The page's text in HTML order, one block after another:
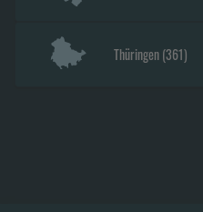
Thüringen(361)